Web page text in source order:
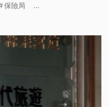
但是對團費有疑義，可
保險局 ...